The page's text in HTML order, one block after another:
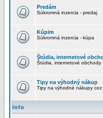
Predám
Súkromná inzercia - predaj
Kúpim
Súkromná inzercia - kúpa
Štúdia, internetové
Štúdia, internetové obchody
Tipy na výhodný nákup
Tipy na výhodné nákupy cez
Info